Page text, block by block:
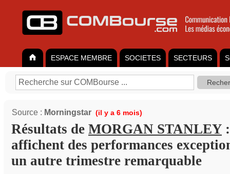
ESPACE MEMBRE SOCIETES SECTEURS
Source : Morningstar (il y a 6 mois)
Résultats de MORGAN STANLEY
affichent des performances
un autre trimestre remarquable